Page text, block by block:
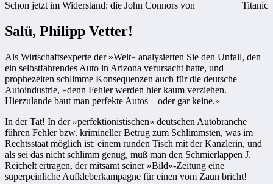
Schon jetzt im Widerstand: die John Connors von
Titanic
Salü, Philipp Vetter!
Als Wirtschaftsexperte der »Welt« analysierten Sie den Unfall, den
ein selbstfahrendes Auto in Arizona verursacht hatte, und
prophezeiten schlimme Konsequenzen auch für die deutsche
Autoindustrie, »denn Fehler werden hier kaum verziehen.
Hierzulande baut man perfekte Autos – oder gar keine.«
In der Tat! In der »perfektionistischen« deutschen Autobranche
führen Fehler bzw. krimineller Betrug zum Schlimmsten, was im
Rechtsstaat möglich ist: einem runden Tisch mit der Kanzlerin, und
als sei das nicht schlimm genug, muß man den Schmierlappen J.
Reichelt ertragen, der mitsamt seiner »Bild«-Zeitung eine
superpeinliche Aufkleberkampagne für einen vom Zaun bricht!